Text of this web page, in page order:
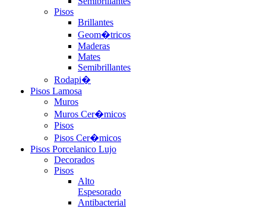
Pisos
Brillantes
Geom�tricos
Maderas
Mates
Semibrillantes
Rodapi�
Pisos Lamosa
Muros
Muros Cer�micos
Pisos
Pisos Cer�micos
Pisos Porcelanico Lujo
Decorados
Pisos
Alto
Espesorado
Antibacterial